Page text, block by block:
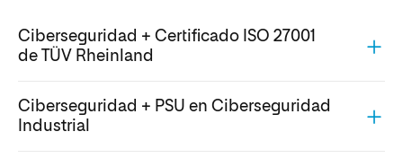
Ciberseguridad + Certificado ISO 27001
de TÜV Rheinland
Ciberseguridad + PSU en Ciberseguridad
Industrial